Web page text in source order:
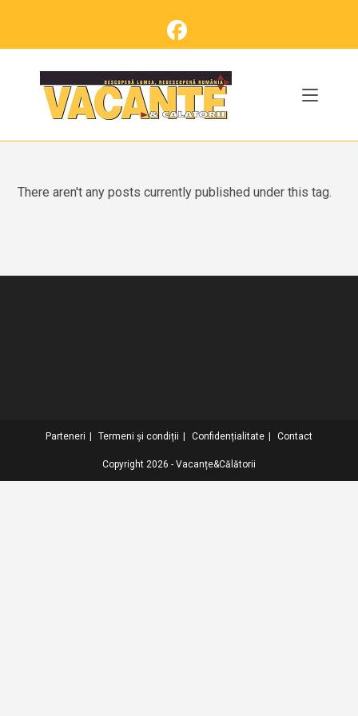
content
There aren't any posts currently published under this tag.
Parteneri Termeni și condiții Confidențialitate Contact
Copyright 2026 - Vacanțe&Călătorii